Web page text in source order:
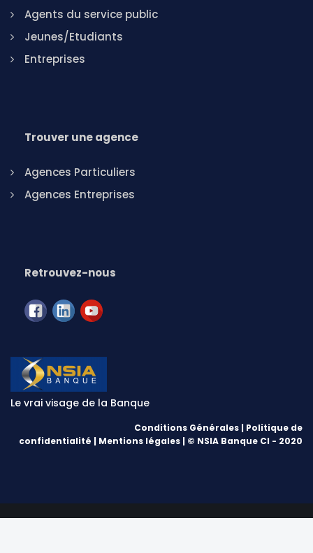
Agents du service public
Jeunes/Etudiants
Entreprises
Trouver une agence
Agences Particuliers
Agences Entreprises
Retrouvez-nous
Le vrai visage de la Banque
Conditions Générales | Politique de
confidentialité | Mentions légales | © NSIA Banque CI - 2020